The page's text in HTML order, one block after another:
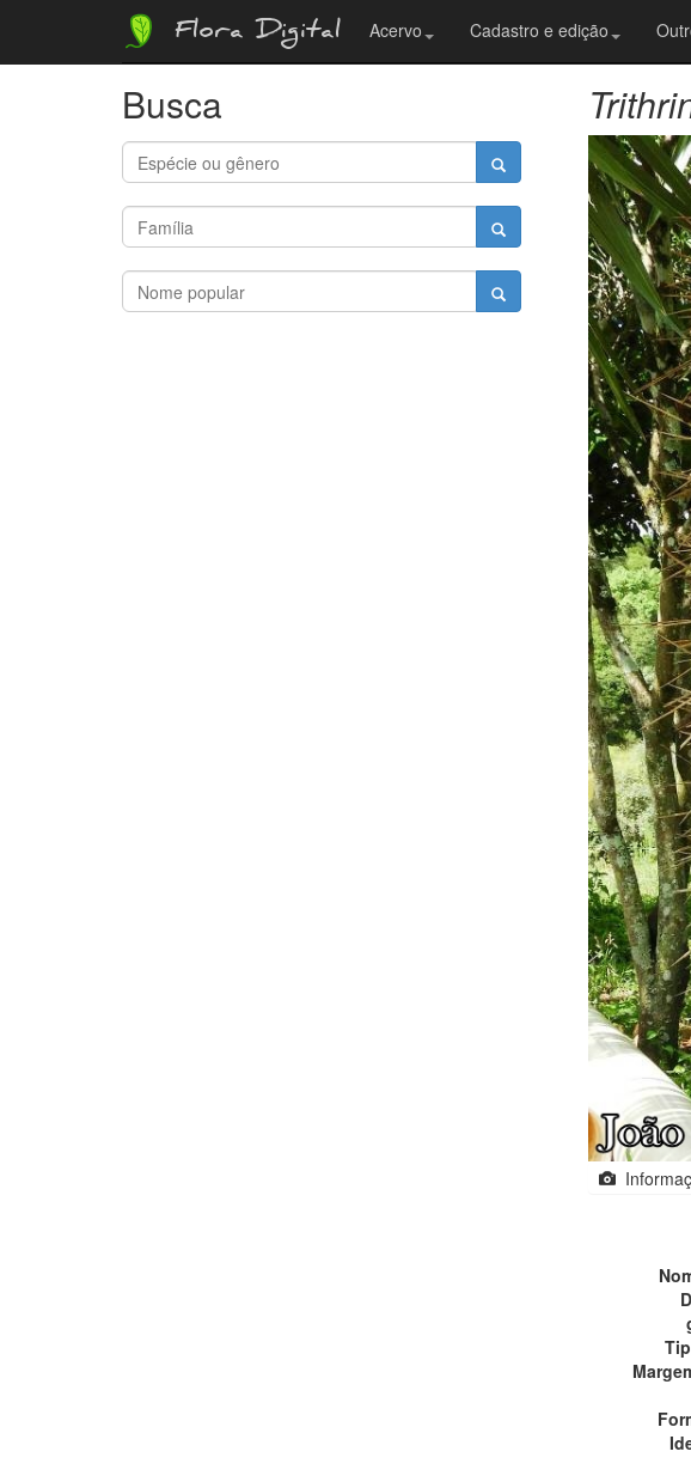
Flora Digital Acervo Cadastro e edição
Busca